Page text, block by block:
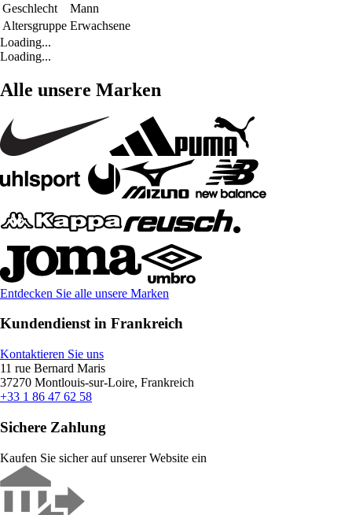
Geschlecht
Mann
Altersgruppe Erwachsene
Loading...
Loading...
Alle unsere Marken
Entdecken Sie alle unsere Marken
Kundendienst in Frankreich
Kontaktieren Sie uns
11 rue Bernard Maris
37270 Montlouis-sur-Loire, Frankreich
+33 1 86 47 62 58
Sichere Zahlung
Kaufen Sie sicher auf unserer Website ein